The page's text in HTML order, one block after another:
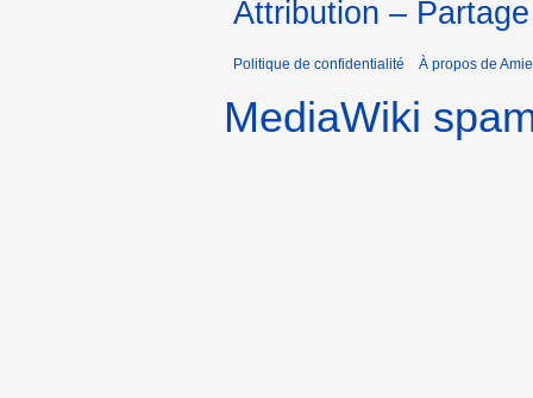
Attribution –
Politique de confidentialité À propos de
MediaWiki